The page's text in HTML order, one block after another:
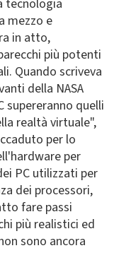
tecnologia
mezzo e
in atto,
più potenti
Quando scriveva
della NASA
supereranno quelli
realtà virtuale",
per lo
per
PC utilizzati per
dei processori,
fare passi
più realistici ed
sono ancora